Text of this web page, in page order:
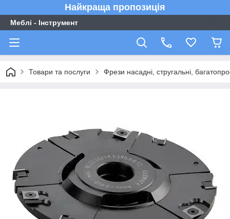
Найкраща пропозиція
Меблі - Інструмент
Товари та послуги Фрези насадні, стругальні,